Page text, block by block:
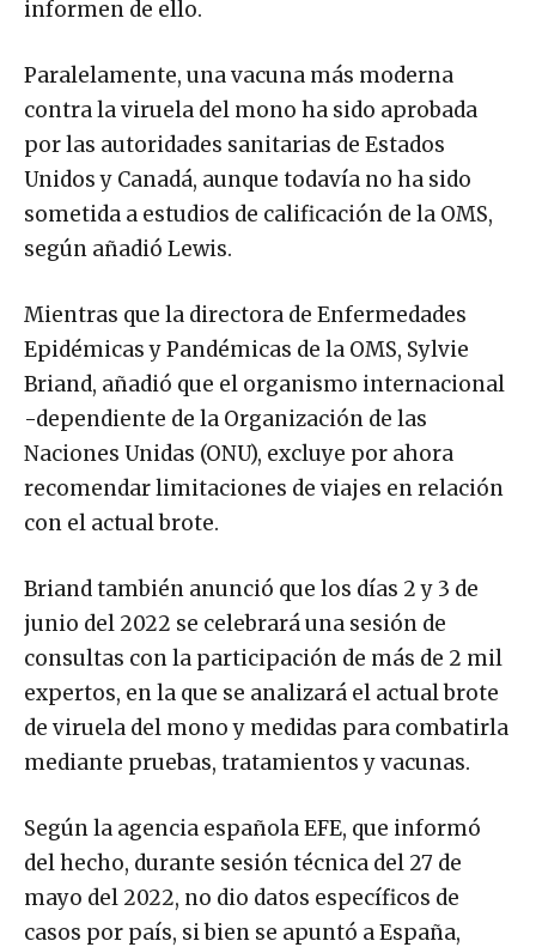
informen de ello.
Paralelamente, una vacuna más moderna
contra la viruela del mono ha sido aprobada
por las autoridades sanitarias de Estados
Unidos y Canadá, aunque todavía no ha sido
sometida a estudios de calificación de la OMS,
según añadió Lewis.
Mientras que la directora de Enfermedades
Epidémicas y Pandémicas de la OMS, Sylvie
Briand, añadió que el organismo internacional
-dependiente de la Organización de las
Naciones Unidas (ONU), excluye por ahora
recomendar limitaciones de viajes en relación
con el actual brote.
Briand también anunció que los días 2 y 3 de
junio del 2022 se celebrará una sesión de
consultas con la participación de más de 2 mil
expertos, en la que se analizará el actual brote
de viruela del mono y medidas para combatirla
mediante pruebas, tratamientos y vacunas.
Según la agencia española EFE, que informó
del hecho, durante sesión técnica del 27 de
mayo del 2022, no dio datos específicos de
casos por país, si bien se apuntó a España,